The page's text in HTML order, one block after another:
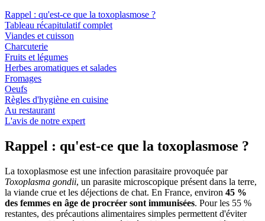
Rappel : qu'est-ce que la toxoplasmose ?
Tableau récapitulatif complet
Viandes et cuisson
Charcuterie
Fruits et légumes
Herbes aromatiques et salades
Fromages
Oeufs
Règles d'hygiène en cuisine
Au restaurant
L'avis de notre expert
Rappel : qu'est-ce que la toxoplasmose ?
La toxoplasmose est une infection parasitaire provoquée par
Toxoplasma gondii, un parasite microscopique présent dans la terre,
la viande crue et les déjections de chat. En France, environ 45 %
des femmes en âge de procréer sont immunisées. Pour les 55 %
restantes, des précautions alimentaires simples permettent d'éviter